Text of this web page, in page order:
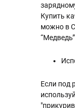
Купить
можно в
Если под